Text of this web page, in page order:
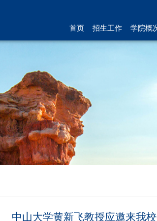
首页 招生工作 学院概
中山大学黄新飞教授应邀来我